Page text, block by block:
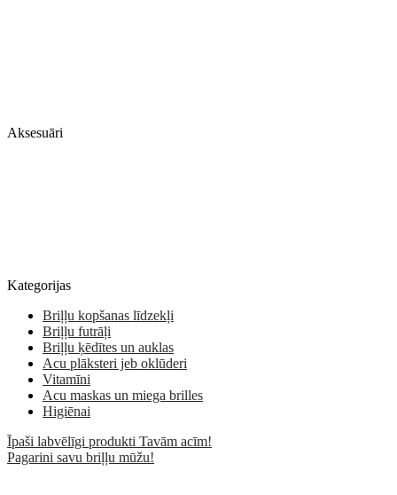
Aksesuāri
Kategorijas
Briļļu kopšanas līdzekļi
Briļļu futrāļi
Briļļu ķēdītes un auklas
Acu plāksteri jeb oklūderi
Vitamīni
Acu maskas un miega brilles
Higiēnai
Īpaši labvēlīgi produkti Tavām acīm!
Pagarini savu briļļu mūžu!